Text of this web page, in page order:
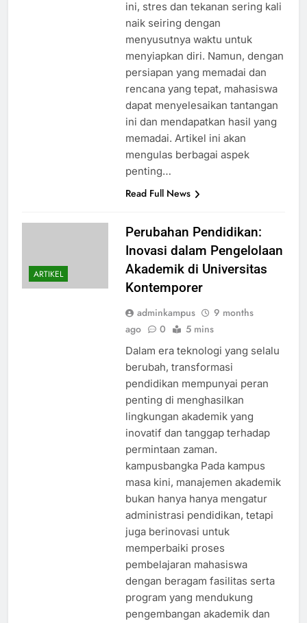
ini, stres dan tekanan sering kali
naik seiring dengan
menyusutnya waktu untuk
menyiapkan diri. Namun, dengan
persiapan yang memadai dan
rencana yang tepat, mahasiswa
dapat menyelesaikan tantangan
ini dan mendapatkan hasil yang
memadai. Artikel ini akan
mengulas berbagai aspek
penting…
Read Full News
ARTIKEL
Perubahan Pendidikan:
Inovasi dalam Pengelolaan
Akademik di Universitas
Kontemporer
adminkampus
9 months
ago
0 5 mins
Dalam era teknologi yang selalu
berubah, transformasi
pendidikan mempunyai peran
penting di menghasilkan
lingkungan akademik yang
inovatif dan tanggap terhadap
permintaan zaman.
kampusbangka Pada kampus
masa kini, manajemen akademik
bukan hanya hanya mengatur
administrasi pendidikan, tetapi
juga berinovasi untuk
memperbaiki proses
pembelajaran mahasiswa
dengan beragam fasilitas serta
program yang mendukung
pengembangan akademik dan